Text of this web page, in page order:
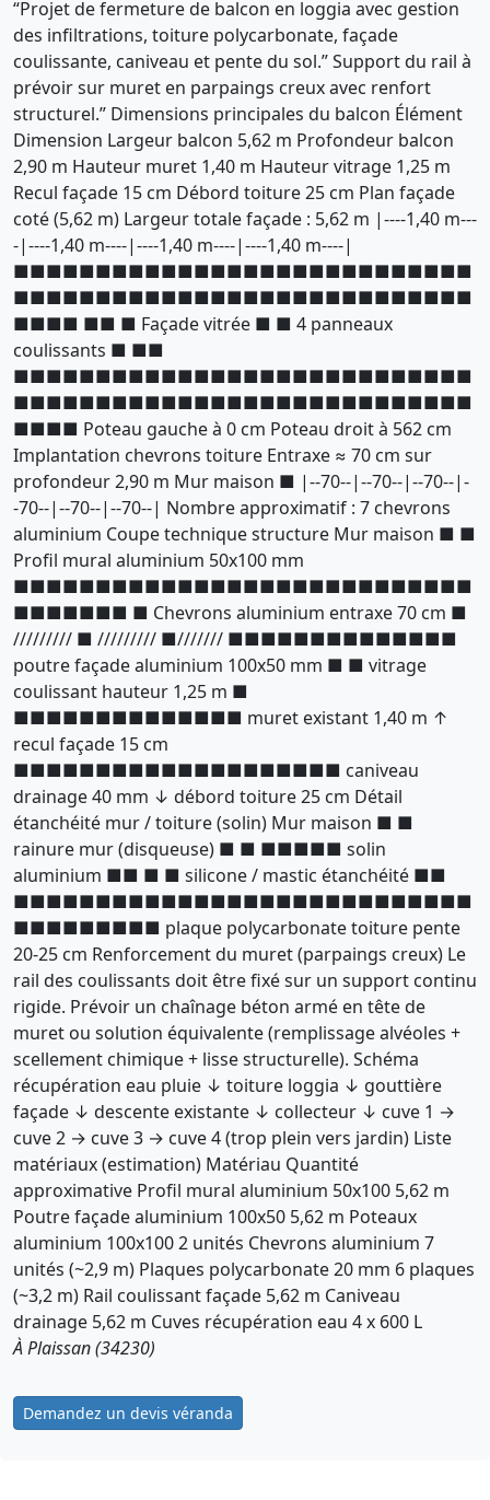
“Projet de fermeture de balcon en loggia avec gestion
des infiltrations, toiture polycarbonate, façade
coulissante, caniveau et pente du sol.” Support du rail à
prévoir sur muret en parpaings creux avec renfort
structurel.” Dimensions principales du balcon Élément
Dimension Largeur balcon 5,62 m Profondeur balcon
2,90 m Hauteur muret 1,40 m Hauteur vitrage 1,25 m
Recul façade 15 cm Débord toiture 25 cm Plan façade
coté (5,62 m) Largeur totale façade : 5,62 m |----1,40 m---
-|----1,40 m----|----1,40 m----|----1,40 m----|
■■■■■■■■■■■■■■■■■■■■■■■■■■■■
■■■■■■■■■■■■■■■■■■■■■■■■■■■■
■■■■ ■■ ■ Façade vitrée ■ ■ 4 panneaux
coulissants ■ ■■
■■■■■■■■■■■■■■■■■■■■■■■■■■■■
■■■■■■■■■■■■■■■■■■■■■■■■■■■■
■■■■ Poteau gauche à 0 cm Poteau droit à 562 cm
Implantation chevrons toiture Entraxe ≈ 70 cm sur
profondeur 2,90 m Mur maison ■ |--70--|--70--|--70--|-
-70--|--70--|--70--| Nombre approximatif : 7 chevrons
aluminium Coupe technique structure Mur maison ■ ■
Profil mural aluminium 50x100 mm
■■■■■■■■■■■■■■■■■■■■■■■■■■■■
■■■■■■■ ■ Chevrons aluminium entraxe 70 cm ■
///////// ■ ///////// ■/////// ■■■■■■■■■■■■■■
poutre façade aluminium 100x50 mm ■ ■ vitrage
coulissant hauteur 1,25 m ■
■■■■■■■■■■■■■■ muret existant 1,40 m ↑
recul façade 15 cm
■■■■■■■■■■■■■■■■■■■■ caniveau
drainage 40 mm ↓ débord toiture 25 cm Détail
étanchéité mur / toiture (solin) Mur maison ■ ■
rainure mur (disqueuse) ■ ■ ■■■■■ solin
aluminium ■■ ■ ■ silicone / mastic étanchéité ■■
■■■■■■■■■■■■■■■■■■■■■■■■■■■■
■■■■■■■■■ plaque polycarbonate toiture pente
20-25 cm Renforcement du muret (parpaings creux) Le
rail des coulissants doit être fixé sur un support continu
rigide. Prévoir un chaînage béton armé en tête de
muret ou solution équivalente (remplissage alvéoles +
scellement chimique + lisse structurelle). Schéma
récupération eau pluie ↓ toiture loggia ↓ gouttière
façade ↓ descente existante ↓ collecteur ↓ cuve 1 →
cuve 2 → cuve 3 → cuve 4 (trop plein vers jardin) Liste
matériaux (estimation) Matériau Quantité
approximative Profil mural aluminium 50x100 5,62 m
Poutre façade aluminium 100x50 5,62 m Poteaux
aluminium 100x100 2 unités Chevrons aluminium 7
unités (~2,9 m) Plaques polycarbonate 20 mm 6 plaques
(~3,2 m) Rail coulissant façade 5,62 m Caniveau
drainage 5,62 m Cuves récupération eau 4 x 600 L
À Plaissan (34230)
Demandez un devis véranda